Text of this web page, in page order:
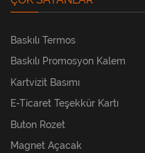
Baskılı Termos
Baskılı Promosyon Kalem
Kartvizit Basımı
E-Ticaret Teşekkür Kartı
Buton Rozet
Magnet Açacak